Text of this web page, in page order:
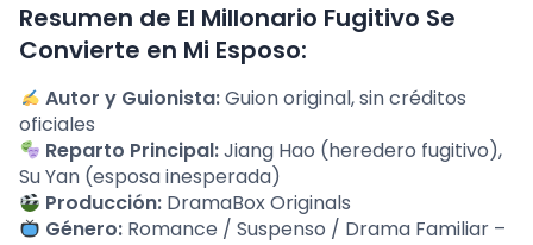
Resumen de El Millonario Fugitivo Se
Convierte en Mi Esposo:
Autor y Guionista:Guion original, sin créditos
oficiales
Reparto Principal:Jiang Hao (heredero fugitivo),
Su Yan (esposa inesperada)
Producción: DramaBox Originals
Género: Romance / Suspenso / Drama Familiar –